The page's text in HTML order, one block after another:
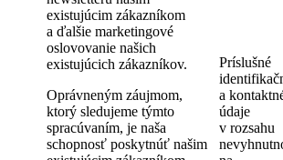
existujúcim zákazníkom
a ďalšie marketingové
oslovovanie našich
existujúcich zákazníkov.
Oprávneným záujmom,
ktorý sledujeme týmto
spracúvaním, je naša
schopnosť poskytnúť našim
Príslušné
a
údaje
v rozsahu